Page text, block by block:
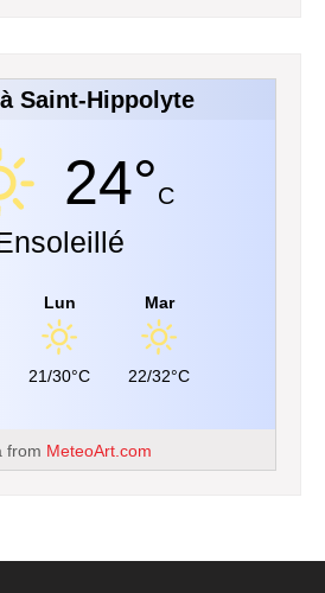
Saint-Hippolyte
24°C
Lun
21/30°C
Mar
22/32°C
from MeteoArt.com